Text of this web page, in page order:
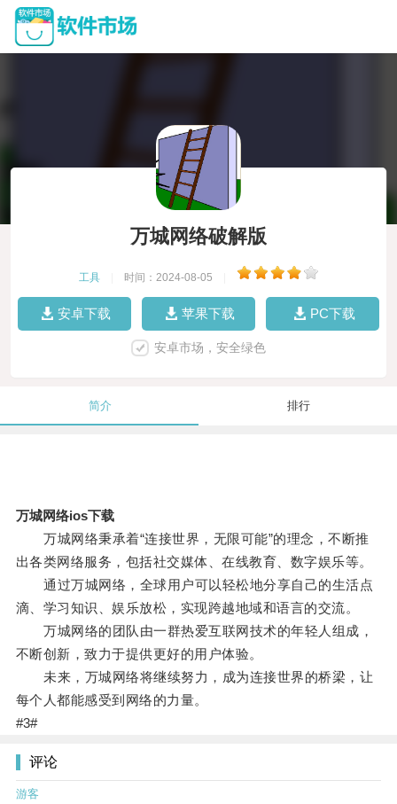
万城网络破解版
工具 时间：2024-08-05
安卓下载 苹果下载 PC下载
安卓市场，安全绿色
简介 排行
万城网络ios下载
万城网络秉承着“连接世界，无限可能”的理念，不断推
出各类网络服务，包括社交媒体、在线教育、数字娱乐等。
通过万城网络，全球用户可以轻松地分享自己的生活点
滴、学习知识、娱乐放松，实现跨越地域和语言的交流。
万城网络的团队由一群热爱互联网技术的年轻人组成，
不断创新，致力于提供更好的用户体验。
未来，万城网络将继续努力，成为连接世界的桥梁，让
每个人都能感受到网络的力量。
#3#
评论
游客